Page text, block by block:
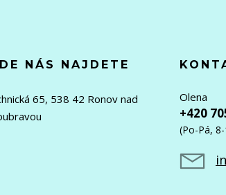
NÁS NAJDETE
65, 538 42 Ronov nad
Olena
+420
(Po-Pá,